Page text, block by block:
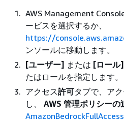
AWS Management
ービスを選択するか、
https://
ンソールに移動します。
[ユーザー] または [ロール]
たはロールを指定します。
アクセス許可タブで、ア
し、
AWS 管理ポリシーの
AmazonBedrockFullAccess